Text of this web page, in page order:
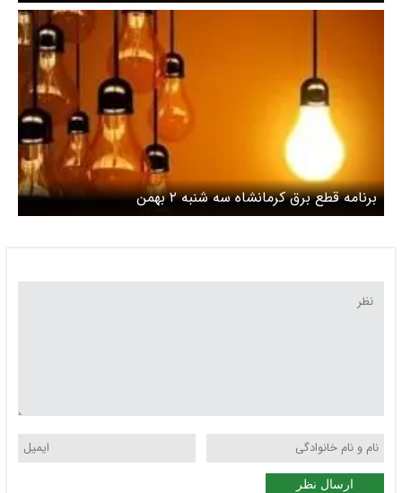
برنامه قطع برق کرمانشاه سه شنبه ۲ بهمن
ارسال نظر